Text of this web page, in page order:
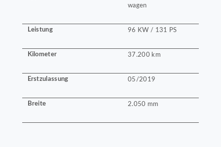
wagen
Leistung 96 KW / 131 PS
Kilometer 37.200 km
Erstzulassung 05/2019
Breite 2.050 mm